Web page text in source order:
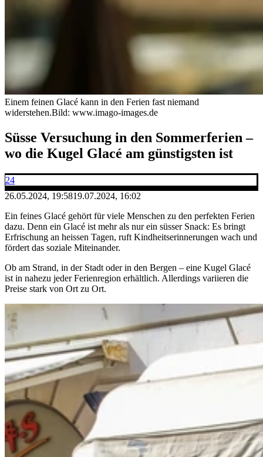
Einem feinen Glacé kann in den Ferien fast niemand
widerstehen.Bild: www.imago-images.de
Süsse Versuchung in den Sommerferien –
wo die Kugel Glacé am günstigsten ist
24
26.05.2024, 19:5819.07.2024, 16:02
Ein feines Glacé gehört für viele Menschen zu den perfekten Ferien
dazu. Denn ein Glacé ist mehr als nur ein süsser Snack: Es bringt
Erfrischung an heissen Tagen, ruft Kindheitserinnerungen wach und
fördert das soziale Miteinander.
Ob am Strand, in der Stadt oder in den Bergen – eine Kugel Glacé
ist in nahezu jeder Ferienregion erhältlich. Allerdings variieren die
Preise stark von Ort zu Ort.